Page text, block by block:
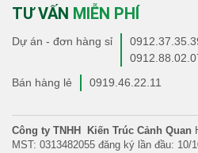
TƯ VẤN MIỄN PHÍ
Dự án - đơn hàng sỉ
Bán hàng lẻ
0919.46.22.11
Công ty TNHH Kiến Trúc Cảnh Quan
MST: 0313482055 đăng ký lần đầu: